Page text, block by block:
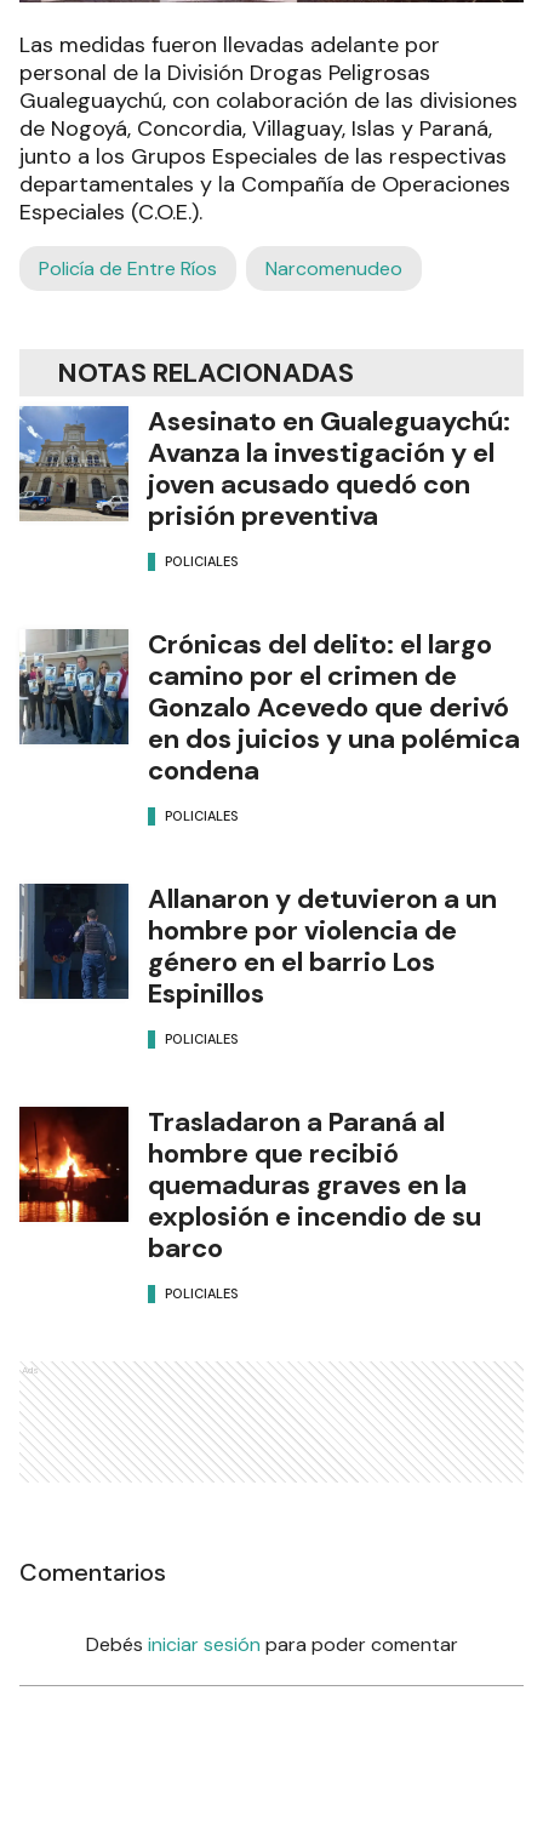
Las medidas fueron llevadas adelante por
personal de la División Drogas Peligrosas
Gualeguaychú, con colaboración de las divisiones
de Nogoyá, Concordia, Villaguay, Islas y Paraná,
junto a los Grupos Especiales de las respectivas
departamentales y la Compañía de Operaciones
Especiales (C.O.E.).
Policía de Entre Ríos Narcomenudeo
NOTAS RELACIONADAS
Asesinato en Gualeguaychú:
Avanza la investigación y el
joven acusado quedó con
prisión preventiva
POLICIALES
Crónicas del delito: el largo
camino por el crimen de
Gonzalo Acevedo que derivó
en dos juicios y una polémica
condena
POLICIALES
Allanaron y detuvieron a un
hombre por violencia de
género en el barrio Los
Espinillos
POLICIALES
Trasladaron a Paraná al
hombre que recibió
quemaduras graves en la
explosión e incendio de su
barco
POLICIALES
Ads
Comentarios
Debés iniciar sesión para poder comentar